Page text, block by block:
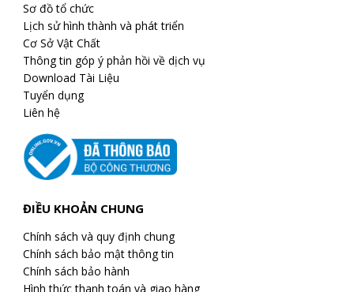
Sơ đồ tổ chức
Lịch sử hình thành và phát triển
Cơ Sở Vật Chất
Thông tin góp ý phản hồi về dịch vụ
Download Tài Liệu
Tuyển dụng
Liên hệ
ĐIỀU KHOẢN CHUNG
Chính sách và quy định chung
Chính sách bảo mật thông tin
Chính sách bảo hành
Hình thức thanh toán và giao hàng